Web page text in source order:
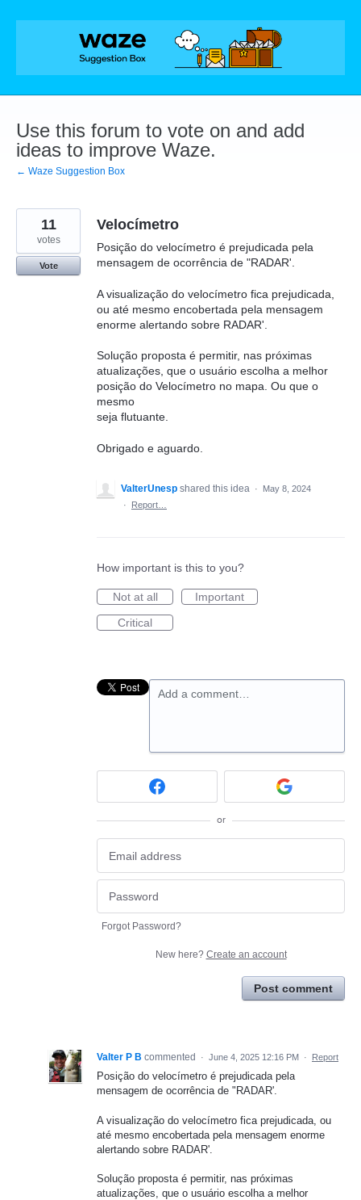
Skip
Use this forum to vote on and add
ideas to improve Waze.
← Waze Suggestion Box
Velocímetro
Posição do velocímetro é prejudicada pela
mensagem de ocorrência de "RADAR'.
A visualização do velocímetro fica prejudicada,
ou até mesmo encobertada pela mensagem
enorme alertando sobre RADAR'.
Solução proposta é permitir, nas próximas
atualizações, que o usuário escolha a melhor
posição do Velocímetro no mapa. Ou que o
mesmo
seja flutuante.
Obrigado e aguardo.
11
votes
Vote
ValterUnesp shared this idea ·
May 8, 2024
·
Report…
How important is this to you?
Not at all
Important
Critical
Add a comment…
or
Forgot Password?
New here? Create an account
Post comment
Valter P B commented · June 4, 2025 12:16 PM · Report
Posição do velocímetro é prejudicada pela
mensagem de ocorrência de "RADAR'.
A visualização do velocímetro fica prejudicada, ou
até mesmo encobertada pela mensagem enorme
alertando sobre RADAR'.
Solução proposta é permitir, nas próximas
atualizações, que o usuário escolha a melhor